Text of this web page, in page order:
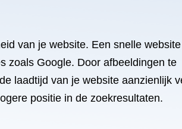
van je website. Een snelle
zoals Google. Door afbeeldingen te
laadtijd van je website aanzienlijk
positie in de zoekresultaten.